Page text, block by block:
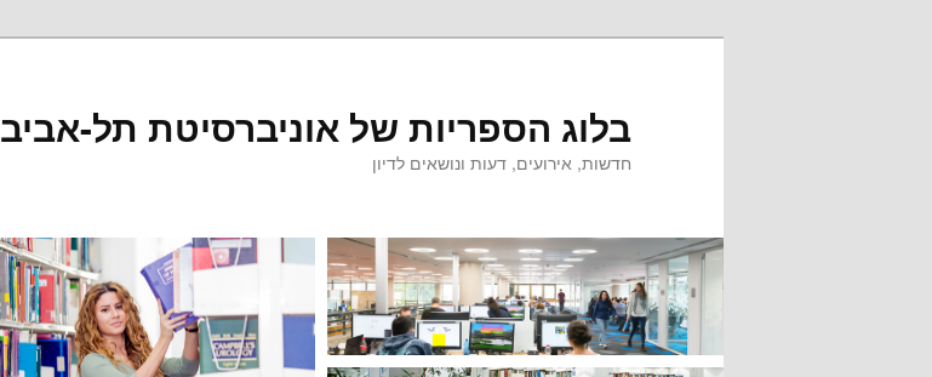
בלוג הספריות של אוניברסיטת תל-אביב
חדשות, אירועים, דעות ונושאים לדיון